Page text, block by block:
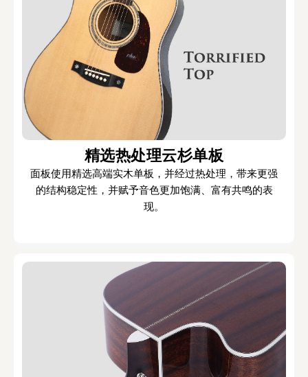
精选热处理云杉单板
面板使用精选高端实木单板，并经过热处理，带来更强
的结构稳定性，并赋予音色更加饱满、富有共鸣的表
现。